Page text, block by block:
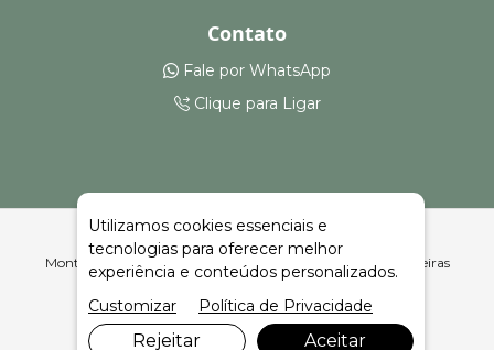
Contato
Fale por WhatsApp
Clique para Ligar
Montagem e Aluguel de Camarotes em Candiota | Celeiro Feiras
e Eventos
Utilizamos cookies essenciais e
tecnologias para oferecer melhor
experiência e conteúdos personalizados.
Customizar
Política de Privacidade
Rejeitar Aceitar